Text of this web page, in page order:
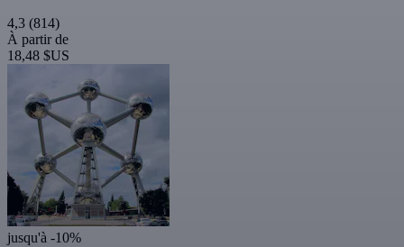
4,3 (814)
À partir de
18,48 $US
jusqu'à -10%